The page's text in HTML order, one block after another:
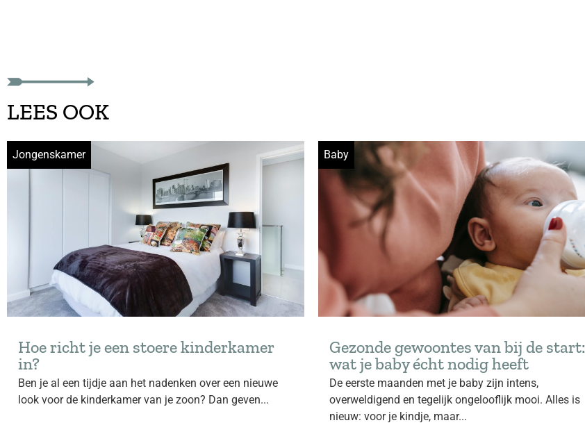
LEES OOK
Jongenskamer
Hoe richt je een stoere kinderkamer
in?
Ben je al een tijdje aan het nadenken over een nieuwe
look voor de kinderkamer van je zoon? Dan geven...
Baby
Gezonde gewoontes van bij de start:
wat je baby écht nodig heeft
De eerste maanden met je baby zijn intens,
overweldigend en tegelijk ongelooflijk mooi. Alles is
nieuw: voor je kindje, maar...